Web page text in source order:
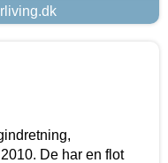
De har en flot